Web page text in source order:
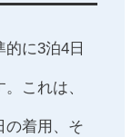
に3泊4日
これは、
の着用、そ